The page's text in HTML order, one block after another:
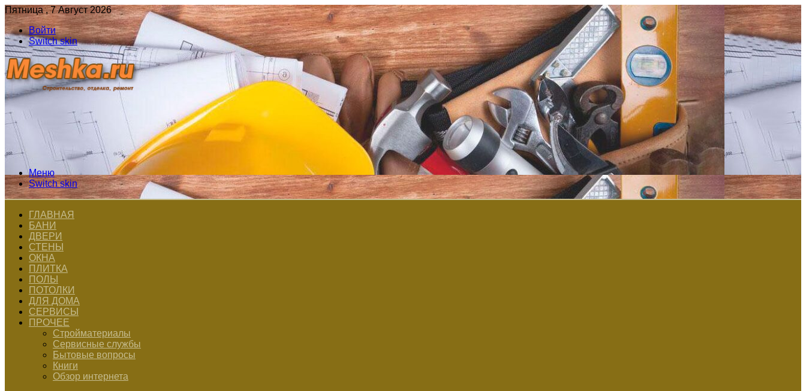
Пятница , 7 Август 2026
Войти
Switch skin
Меню
Switch skin
ГЛАВНАЯ
БАНИ
ДВЕРИ
СТЕНЫ
ОКНА
ПЛИТКА
ПОЛЫ
ПОТОЛКИ
ДЛЯ ДОМА
СЕРВИСЫ
ПРОЧЕЕ
Стройматериалы
Сервисные службы
Бытовые вопросы
Книги
Обзор интернета